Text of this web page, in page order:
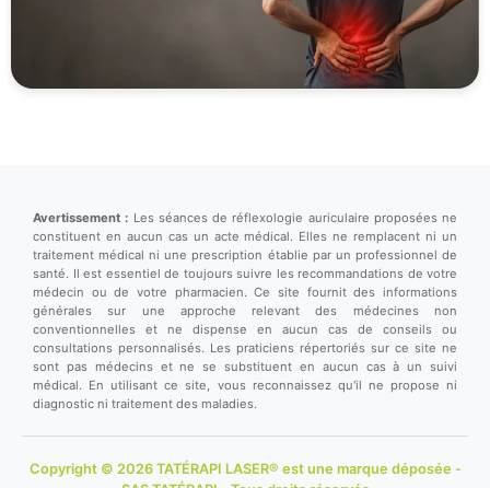
Avertissement : Les séances de réflexologie auriculaire proposées ne
constituent en aucun cas un acte médical. Elles ne remplacent ni un
traitement médical ni une prescription établie par un professionnel de
santé. Il est essentiel de toujours suivre les recommandations de votre
médecin ou de votre pharmacien. Ce site fournit des informations
générales sur une approche relevant des médecines non
conventionnelles et ne dispense en aucun cas de conseils ou
consultations personnalisés. Les praticiens répertoriés sur ce site ne
sont pas médecins et ne se substituent en aucun cas à un suivi
médical. En utilisant ce site, vous reconnaissez qu'il ne propose ni
diagnostic ni traitement des maladies.
Copyright © 2026 TATÉRAPI LASER® est une marque déposée -